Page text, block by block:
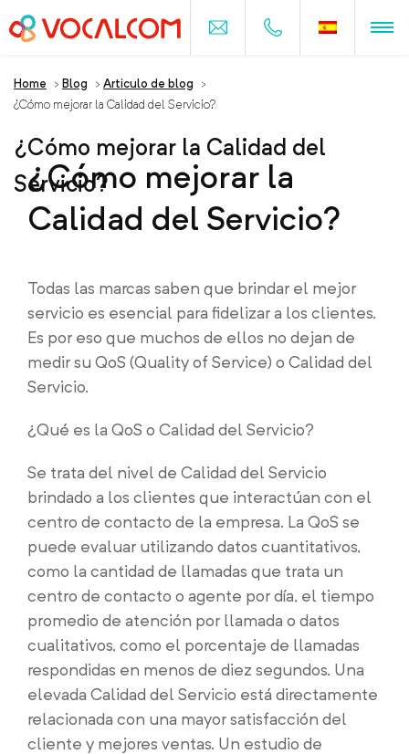
Home > Blog > Articulo de blog
>
¿Cómo mejorar la Calidad del Servicio?
¿Cómo mejorar la Calidad del
Servicio?
¿Cómo mejorar la
Calidad del Servicio?
Todas las marcas saben que brindar el mejor
servicio es esencial para fidelizar a los clientes.
Es por eso que muchos de ellos no dejan de
medir su QoS (Quality of Service) o Calidad del
Servicio.
¿Qué es la QoS o Calidad del Servicio?
Se trata del nivel de Calidad del Servicio
brindado a los clientes que interactúan con el
centro de contacto de la empresa. La QoS se
puede evaluar utilizando datos cuantitativos,
como la cantidad de llamadas que trata un
centro de contacto o agente por día, el tiempo
promedio de atención por llamada o datos
cualitativos, como el porcentaje de llamadas
respondidas en menos de diez segundos. Una
elevada Calidad del Servicio está directamente
relacionada con una mayor satisfacción del
cliente y mejores ventas. Un estudio de